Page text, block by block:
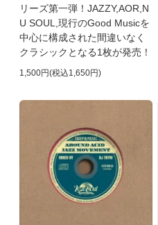
リーズ第一弾！JAZZY,AOR,N
U SOUL,現行のGood Musicを
中心に構成された間違いなく
クラシックとなる1枚が発売！
1,500円(税込1,650円)